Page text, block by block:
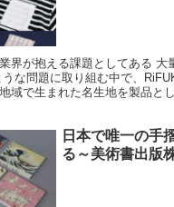
界が抱える課題としてある 大
な問題に取り組む中で、
域で生まれた名生地を製品と
日本で唯一の手
る～美術書出版